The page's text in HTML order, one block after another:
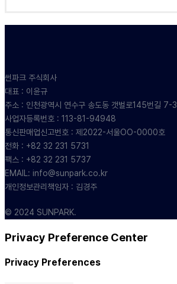
썬파크 주식회사
대표 : 이윤규
주소 : 인천광역시 연수구 송도동 갯벌로145번길 7-3
사업자등록번호 : 113-81-94948
통신판매업신고번호 : 제2022-서울OO-0000호
전화 : +82 32 231 5731
팩스 : +82 32 231 5737
EMAIL: info@sunpark.co.kr
개인정보관리책임자 : 김경주
© 2024 SUNPARK.
Privacy Preference Center
Privacy Preferences